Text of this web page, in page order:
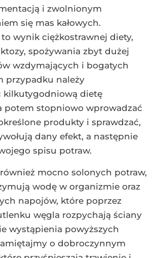
i zwolnionym
się mas kałowych.
wynik ciężkostrawnej diety,
spożywania zbyt dużej
wzdymających i bogatych
przypadku należy
kilkutygodniową dietę
potem stopniowo wprowadzać
produkty i sprawdzać,
dany efekt, a następnie
spisu potraw.
mocno solonych potraw,
wodę w organizmie oraz
napojów, które poprzez
węgla rozpychają ściany
wystąpienia powyższych
o dobroczynnym